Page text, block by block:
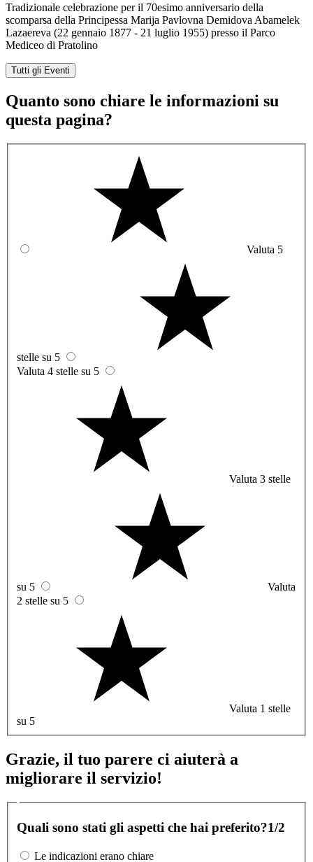
Tradizionale celebrazione per il 70esimo anniversario della
scomparsa della Principessa Marija Pavlovna Demidova Abamelek
Lazaereva (22 gennaio 1877 - 21 luglio 1955) presso il Parco
Mediceo di Pratolino
Tutti gli Eventi
Quanto sono chiare le informazioni su
questa pagina?
Valuta 5
stelle su 5
Valuta 4 stelle su 5
Valuta 3 stelle
su 5
Valuta
2 stelle su 5
Valuta 1 stelle
su 5
Grazie, il tuo parere ci aiuterà a
migliorare il servizio!
Quali sono stati gli aspetti che hai preferito?1/2
Le indicazioni erano chiare